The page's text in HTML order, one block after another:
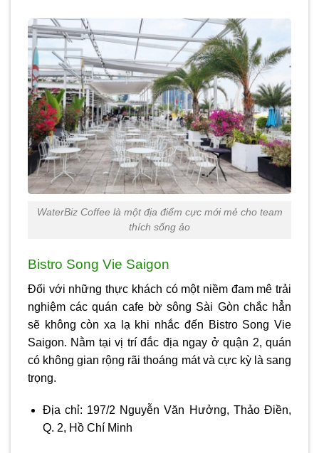
WaterBiz Coffee là một địa điểm cực mới mẻ cho team
thích sống ảo
Bistro Song Vie Saigon
Đối với những thực khách có một niềm đam mê trải
nghiệm các quán cafe bờ sông Sài Gòn chắc hẳn
sẽ không còn xa lạ khi nhắc đến Bistro Song Vie
Saigon. Nằm tại vị trí đắc địa ngay ở quận 2, quán
có không gian rộng rãi thoáng mát và cực kỳ là sang
trọng.
Địa chỉ: 197/2 Nguyễn Văn Hưởng, Thảo Điền,
Q. 2, Hồ Chí Minh